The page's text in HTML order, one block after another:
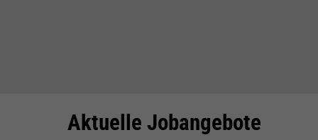
Einleitung
Aktuelle Jobangebote